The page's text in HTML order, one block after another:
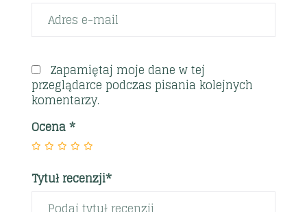
Zapamiętaj moje dane w tej
przeglądarce podczas pisania kolejnych
komentarzy.
Ocena*
Tytuł recenzji*